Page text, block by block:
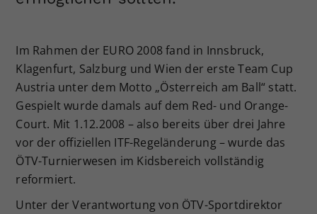
Im Rahmen der EURO 2008 fand in Innsbruck,
Klagenfurt, Salzburg und Wien der erste Team Cup
Austria unter dem Motto „Österreich am Ball“ statt.
Gespielt wurde damals auf dem Red- und Orange-
Court. Mit 1.12.2008 – also bereits über drei Jahre
vor der offiziellen ITF-Regeländerung – wurde das
ÖTV-Turnierwesen im Kidsbereich vollständig
reformiert.
Unter der Verantwortung von ÖTV-Sportdirektor
Zweck
zufällig generierte ID, für die
historische Speicherung Ihrer
vorgenommen Einstellungen, falls der
Webseiten-Betreiber dies eingestellt
hat.